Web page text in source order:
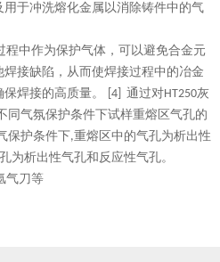
于冲洗熔化金属以消除铸件中的气
中作为保护气体，可以避免合金元
接缺陷，从而使焊接过程中的冶金
焊接的高质量。
[4] 通过对HT250灰
同气氛保护条件下试样重熔区气孔的
保护条件下,重熔区中的气孔为析出性
为析出性气孔和反应性气孔。
气刀等